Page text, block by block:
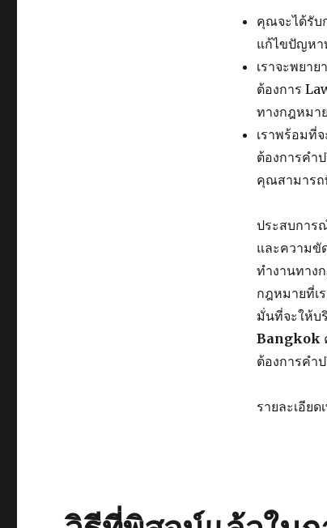
คุณจะได้รับ
แก้ไขปัญห
เราจะพยา
ต้องการ
ทางกฎหมาย
เราพร้อมที่
ต้องการคำ
คุณสามารถ
ประสบการ
และความขั
ทำงานทาง
กฎหมายที่เ
มั่นที่จะให้บ
Bangkok
ต้องการคำ
รายละเอียด